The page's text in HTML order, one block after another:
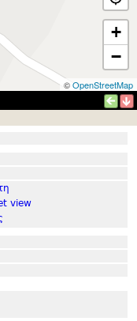
+
−
©OpenStreetMap
view